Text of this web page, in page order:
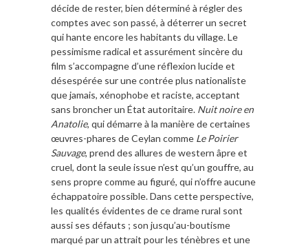
décide de rester, bien déterminé à régler des
comptes avec son passé, à déterrer un secret
qui hante encore les habitants du village. Le
pessimisme radical et assurément sincère du
film s’accompagne d’une réflexion lucide et
désespérée sur une contrée plus nationaliste
que jamais, xénophobe et raciste, acceptant
sans broncher un État autoritaire. Nuit noire en
Anatolie, qui démarre à la manière de certaines
œuvres-phares de Ceylan comme Le Poirier
Sauvage, prend des allures de western âpre et
cruel, dont la seule issue n’est qu’un gouffre, au
sens propre comme au figuré, qui n’offre aucune
échappatoire possible. Dans cette perspective,
les qualités évidentes de ce drame rural sont
aussi ses défauts ; son jusqu’au-boutisme
marqué par un attrait pour les ténèbres et une